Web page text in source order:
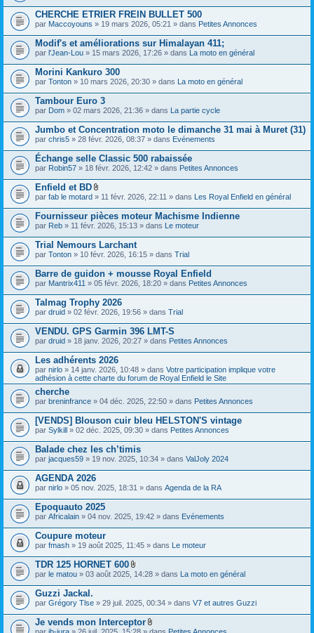
s
CHERCHE ETRIER FREIN BULLET 500
par Maccoyouns » 19 mars 2026, 05:21 » dans Petites Annonces
Modif's et améliorations sur Himalayan 411;
par l'Jean-Lou » 15 mars 2026, 17:26 » dans La moto en général
Morini Kankuro 300
par Tonton » 10 mars 2026, 20:30 » dans La moto en général
Tambour Euro 3
par Dom » 02 mars 2026, 21:36 » dans La partie cycle
Jumbo et Concentration moto le dimanche 31 mai à Muret (31)
par chris5 » 28 févr. 2026, 08:37 » dans Evénements
Échange selle Classic 500 rabaissée
par Robin57 » 18 févr. 2026, 12:42 » dans Petites Annonces
Enfield et BD
F
c
h
i
e
r
(
)
j
o
i
n
s
par fab le motard » 11 févr. 2026, 22:11 » dans Les Royal Enfield en général
Fournisseur pièces moteur Machisme Indienne
par Reb » 11 févr. 2026, 15:13 » dans Le moteur
Trial Nemours Larchant
par Tonton » 10 févr. 2026, 16:15 » dans Trial
Barre de guidon + mousse Royal Enfield
par Mantrix411 » 05 févr. 2026, 18:20 » dans Petites Annonces
Talmag Trophy 2026
par druid » 02 févr. 2026, 19:56 » dans Trial
VENDU. GPS Garmin 396 LMT-S
par druid » 18 janv. 2026, 20:27 » dans Petites Annonces
Les adhérents 2026
par nirlo » 14 janv. 2026, 10:48 » dans Votre participation implique votre
adhésion à cette charte du forum de Royal Enfield le Site
cherche
par breninfrance » 04 déc. 2025, 22:50 » dans Petites Annonces
[VENDS] Blouson cuir bleu HELSTON'S vintage
par Sylkill » 02 déc. 2025, 09:30 » dans Petites Annonces
Balade chez les ch’timis
par jacques59 » 19 nov. 2025, 10:34 » dans ValJoly 2024
AGENDA 2026
par nirlo » 05 nov. 2025, 18:31 » dans Agenda de la RA
Epoquauto 2025
par Africalain » 04 nov. 2025, 19:42 » dans Evénements
Coupure moteur
par fmash » 19 août 2025, 11:45 » dans Le moteur
TDR 125 HORNET 600
F
c
i
e
r
(
par le matou » 03 août 2025, 14:28 » dans La moto en général
Guzzi Jackal.
par Grégory Tlse » 29 juil. 2025, 00:34 » dans V7 et autres Guzzi
Je vends mon Interceptor
F
par jb-jura » 26 juil. 2025, 15:28 » dans Petites Annonces